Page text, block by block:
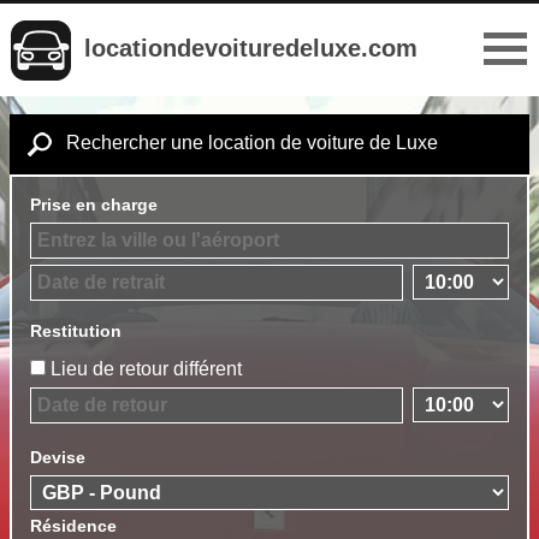
locationdevoituredeluxe.com
Rechercher une location de voiture de Luxe
Prise en charge
Restitution
Lieu de retour différent
Devise
Résidence